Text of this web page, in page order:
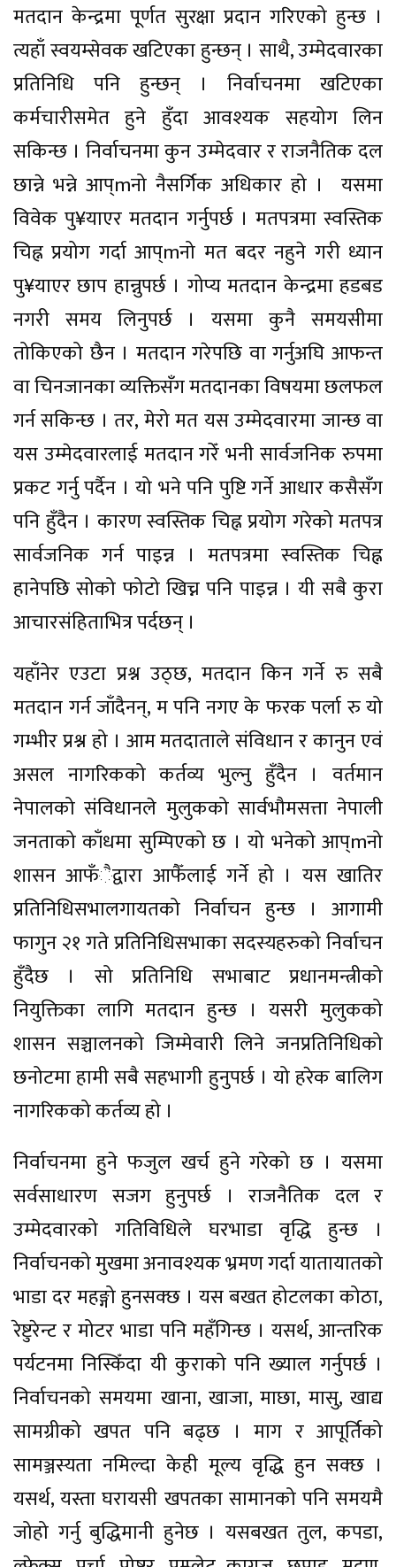
मतदान केन्द्रमा पूर्णत सुरक्षा प्रदान गरिएको हुन्छ ।
त्यहाँ स्वयम्सेवक खटिएका हुन्छन् । साथै, उम्मेदवारका
प्रतिनिधि पनि हुन्छन् । निर्वाचनमा खटिएका
कर्मचारीसमेत हुने हुँदा आवश्यक सहयोग लिन
सकिन्छ । निर्वाचनमा कुन उम्मेदवार र राजनैतिक दल
छान्ने भन्ने आप्mनो नैसर्गिक अधिकार हो । यसमा
विवेक पु¥याएर मतदान गर्नुपर्छ । मतपत्रमा स्वस्तिक
चिह्न प्रयोग गर्दा आप्mनो मत बदर नहुने गरी ध्यान
पु¥याएर छाप हान्नुपर्छ । गोप्य मतदान केन्द्रमा हडबड
नगरी समय लिनुपर्छ । यसमा कुनै समयसीमा
तोकिएको छैन । मतदान गरेपछि वा गर्नुअघि आफन्त
वा चिनजानका व्यक्तिसँग मतदानका विषयमा छलफल
गर्न सकिन्छ । तर, मेरो मत यस उम्मेदवारमा जान्छ वा
यस उम्मेदवारलाई मतदान गरेँ भनी सार्वजनिक रुपमा
प्रकट गर्नु पर्दैन । यो भने पनि पुष्टि गर्ने आधार कसैसँग
पनि हुँदैन । कारण स्वस्तिक चिह्न प्रयोग गरेको मतपत्र
सार्वजनिक गर्न पाइन्न । मतपत्रमा स्वस्तिक चिह्न
हानेपछि सोको फोटो खिच्न पनि पाइन्न । यी सबै कुरा
आचारसंहिताभित्र पर्दछन् ।
यहाँनेर एउटा प्रश्न उठ्छ, मतदान किन गर्ने रु सबै
मतदान गर्न जाँदैनन्, म पनि नगए के फरक पर्ला रु यो
गम्भीर प्रश्न हो । आम मतदाताले संविधान र कानुन एवं
असल नागरिकको कर्तव्य भुल्नु हुँदैन । वर्तमान
नेपालको संविधानले मुलुकको सार्वभौमसत्ता नेपाली
जनताको काँधमा सुम्पिएको छ । यो भनेको आप्mनो
शासन आफँैद्वारा आफैँलाई गर्ने हो । यस खातिर
प्रतिनिधिसभालगायतको निर्वाचन हुन्छ । आगामी
फागुन २१ गते प्रतिनिधिसभाका सदस्यहरुको निर्वाचन
हुँदैछ । सो प्रतिनिधि सभाबाट प्रधानमन्त्रीको
नियुक्तिका लागि मतदान हुन्छ । यसरी मुलुकको
शासन सञ्चालनको जिम्मेवारी लिने जनप्रतिनिधिको
छनोटमा हामी सबै सहभागी हुनुपर्छ । यो हरेक बालिग
नागरिकको कर्तव्य हो ।
निर्वाचनमा हुने फजुल खर्च हुने गरेको छ । यसमा
सर्वसाधारण सजग हुनुपर्छ । राजनैतिक दल र
उम्मेदवारको गतिविधिले घरभाडा वृद्धि हुन्छ ।
निर्वाचनको मुखमा अनावश्यक भ्रमण गर्दा यातायातको
भाडा दर महङ्गो हुनसक्छ । यस बखत होटलका कोठा,
रेष्टुरेन्ट र मोटर भाडा पनि महँगिन्छ । यसर्थ, आन्तरिक
पर्यटनमा निस्किँदा यी कुराको पनि ख्याल गर्नुपर्छ ।
निर्वाचनको समयमा खाना, खाजा, माछा, मासु, खाद्य
सामग्रीको खपत पनि बढ्छ । माग र आपूर्तिको
सामञ्जस्यता नमिल्दा केही मूल्य वृद्धि हुन सक्छ ।
यसर्थ, यस्ता घरायसी खपतका सामानको पनि समयमै
जोहो गर्नु बुद्धिमानी हुनेछ । यसबखत तुल, कपडा,